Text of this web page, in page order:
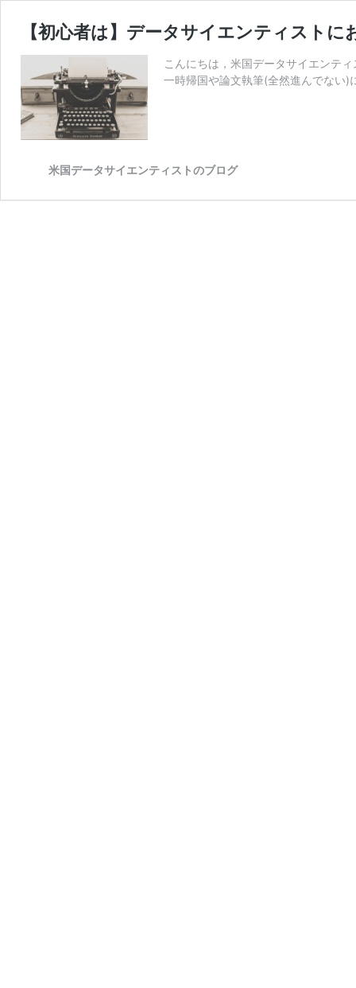
【初心者は】データサイエンティスト
こんにちは，米国データサイエンテ
一時帰国や論文執筆(全然進んでない
米国データサイエンティストのブログ